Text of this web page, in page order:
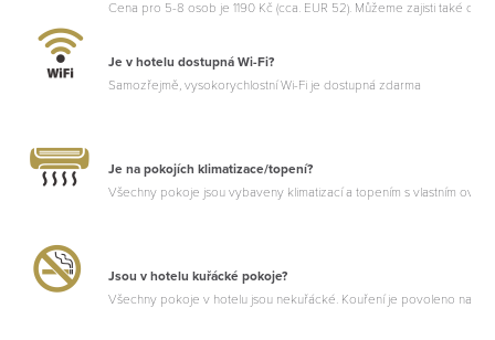
Cena pro 5-8 osob je 1190 Kč (cca. EUR 52). Můžeme zajisti také
Je v hotelu dostupná Wi-Fi?
Samozřejmě, vysokorychlostní Wi-Fi je dostupná zdarma
Je na pokojích klimatizace/topení?
Všechny pokoje jsou vybaveny klimatizací a topením s vlastním
Jsou v hotelu kuřácké pokoje?
Všechny pokoje v hotelu jsou nekuřácké. Kouření je povoleno na